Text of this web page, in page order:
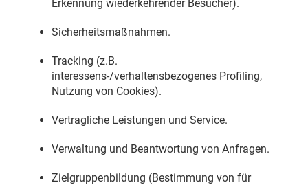
Erkennung wiederkehrender Besucher).
Sicherheitsmaßnahmen.
Tracking (z.B.
interessens-/verhaltensbezogenes Profiling,
Nutzung von Cookies).
Vertragliche Leistungen und Service.
Verwaltung und Beantwortung von Anfragen.
Zielgruppenbildung (Bestimmung von für